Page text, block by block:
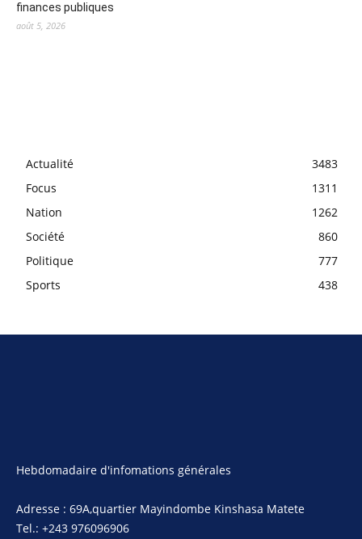
finances publiques
août 5, 2026
Actualité
3483
Focus
1311
Nation
1262
Société
860
Politique
777
Sports
438
Hebdomadaire d'infomations générales
Adresse : 69A,quartier Mayindombe Kinshasa Matete
Tel.: +243 976096906